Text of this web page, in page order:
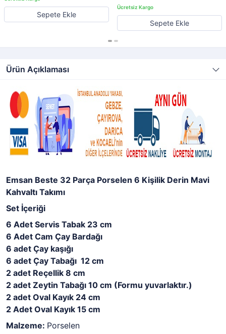
Sepete Ekle
Sepete Ekle
Ürün Açıklaması
Emsan Beste 32 Parça Porselen 6 Kişilik Derin Mavi
Kahvaltı Takımı
Set İçeriği
6 Adet Servis Tabak 23 cm
6 Adet Cam Çay Bardağı
6 adet Çay kaşığı
6 adet Çay Tabağı 12 cm
2 adet Reçellik 8 cm
2 adet Zeytin Tabağı 10 cm (Formu yuvarlaktır.)
2 adet Oval Kayık 24 cm
2 Adet Oval Kayık 15 cm
Malzeme: Porselen